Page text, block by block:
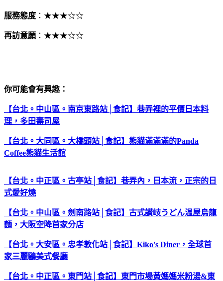
服務態度 ：★★★☆☆
再訪意願 ：★★★☆☆
你可能會有興趣：
【台北。中山區。南京東路站│食記】巷弄裡的平價日本料
理，多田壽司屋
【台北。大同區。大橋頭站│食記】熊貓滿滿滿的Panda
Coffee熊貓生活館
【台北。中正區。古亭站│食記】巷弄內，日本流，正宗的日
式愛好燒
【台北。中山區。劍南路站│食記】古式讃岐うどん温屋烏龍
麵，大阪空降首家分店
【台北。大安區。忠孝敦化站│食記】Kiko's Diner，全球首
家三麗鷗美式餐廳
【台北。中正區。東門站│食記】東門市場黃媽媽米粉湯&東